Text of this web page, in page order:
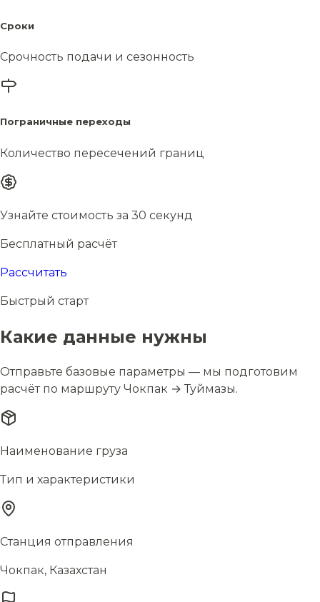
Сроки
Срочность подачи и сезонность
Пограничные переходы
Количество пересечений границ
Узнайте стоимость за 30 секунд
Бесплатный расчёт
Рассчитать
Быстрый старт
Какие данные нужны
Отправьте базовые параметры — мы подготовим
расчёт по маршруту Чокпак → Туймазы.
Наименование груза
Тип и характеристики
Станция отправления
Чокпак, Казахстан